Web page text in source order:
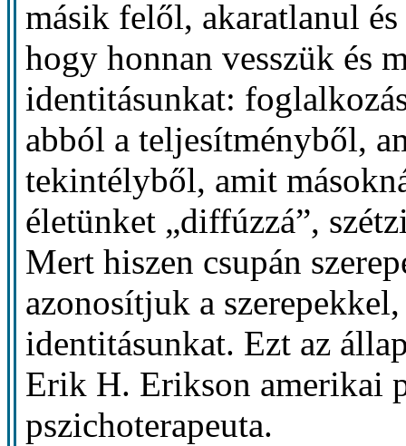
másik felől, akaratlanul
hogy honnan vesszük és
identitásunkat:
abból a teljesítményből,
tekintélyből, amit
életünket „diffúzzá”,
Mert hiszen csupán
azonosítjuk a
identitásunkat. Ezt az
Erik H. Erikson amerikai
pszichoterapeuta.